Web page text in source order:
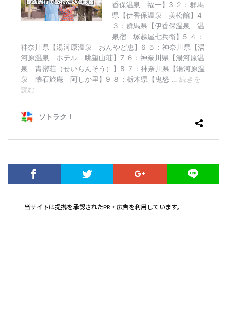
当サイトは提携を承認されたPR・広告を利用しています。